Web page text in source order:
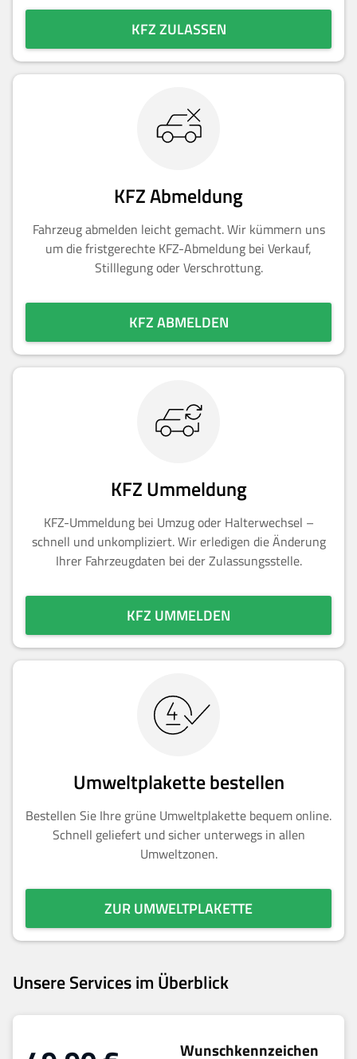
KFZ ZULASSEN
KFZ Abmeldung
Fahrzeug abmelden leicht gemacht. Wir kümmern uns
um die fristgerechte KFZ-Abmeldung bei Verkauf,
Stilllegung oder Verschrottung.
KFZ ABMELDEN
KFZ Ummeldung
KFZ-Ummeldung bei Umzug oder Halterwechsel –
schnell und unkompliziert. Wir erledigen die Änderung
Ihrer Fahrzeugdaten bei der Zulassungsstelle.
KFZ UMMELDEN
Umweltplakette bestellen
Bestellen Sie Ihre grüne Umweltplakette bequem online.
Schnell geliefert und sicher unterwegs in allen
Umweltzonen.
ZUR UMWELTPLAKETTE
Unsere Services im Überblick
Wunschkennzeichen